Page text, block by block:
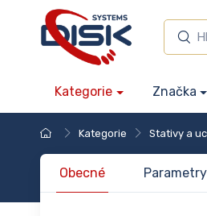
Kategorie Značka
Kategorie Stativy a
Obecné Parametry